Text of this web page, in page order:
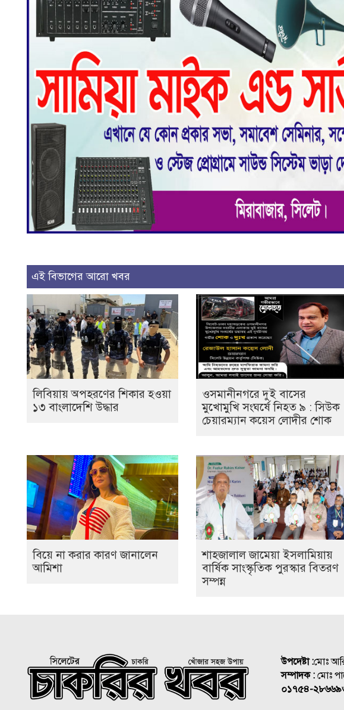
এই বিভাগের আরো খবর
লিবিয়ায় অপহরণের শিকার হওয়া
১৩ বাংলাদেশি উদ্ধার
ওসমানীনগরে দুই বাসের
মুখোমুখি সংঘর্ষে নিহত ৯ : সিউক
চেয়ারম্যান কয়েস লোদীর শোক
বিয়ে না করার কারণ জানালেন
আমিশা
শাহজালাল জামেয়া ইসলামিয়ায়
বার্ষিক সাংস্কৃতিক পুরস্কার বিতরণ
সম্পন্ন
উপদেষ্টা :মোঃ
সম্পাদক : মোঃ
০১৭৫৪-